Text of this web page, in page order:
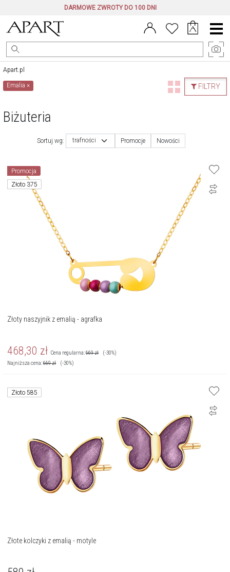
DARMOWE ZWROTY DO 100 DNI
Menu
główne
Apart.pl
FILTRY
Emalia×
Biżuteria
Sortuj wg: trafności Promocje Nowości
Promocja
Złoto 375
Złoty naszyjnik z emalią - agrafka
468,30 zł Cena regularna:669zł
(-30%)
Najniższa cena:669zł (-30%)
Złoto 585
Złote kolczyki z emalią - motyle